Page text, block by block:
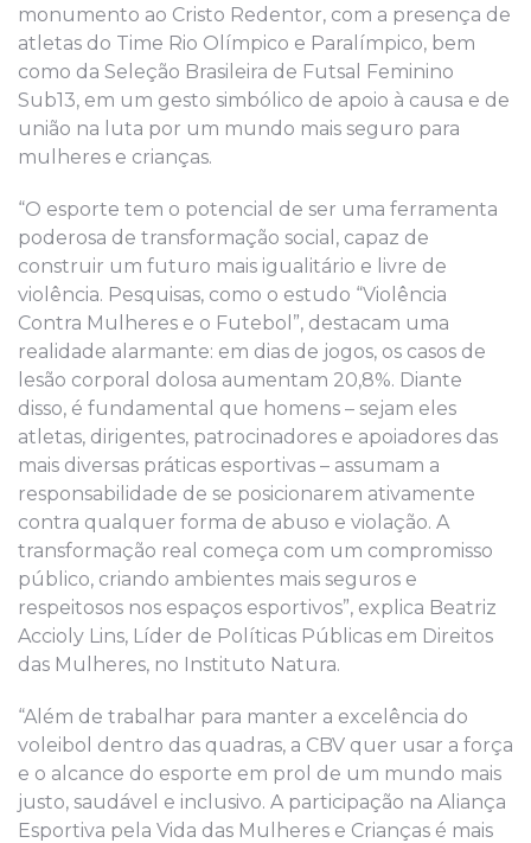
monumento ao Cristo Redentor, com a presença de
atletas do Time Rio Olímpico e Paralímpico, bem
como da Seleção Brasileira de Futsal Feminino
Sub13, em um gesto simbólico de apoio à causa e de
união na luta por um mundo mais seguro para
mulheres e crianças.
“O esporte tem o potencial de ser uma ferramenta
poderosa de transformação social, capaz de
construir um futuro mais igualitário e livre de
violência. Pesquisas, como o estudo “Violência
Contra Mulheres e o Futebol”, destacam uma
realidade alarmante: em dias de jogos, os casos de
lesão corporal dolosa aumentam 20,8%. Diante
disso, é fundamental que homens – sejam eles
atletas, dirigentes, patrocinadores e apoiadores das
mais diversas práticas esportivas – assumam a
responsabilidade de se posicionarem ativamente
contra qualquer forma de abuso e violação. A
transformação real começa com um compromisso
público, criando ambientes mais seguros e
respeitosos nos espaços esportivos”, explica Beatriz
Accioly Lins, Líder de Políticas Públicas em Direitos
das Mulheres, no Instituto Natura.
“Além de trabalhar para manter a excelência do
voleibol dentro das quadras, a CBV quer usar a força
e o alcance do esporte em prol de um mundo mais
justo, saudável e inclusivo. A participação na Aliança
Esportiva pela Vida das Mulheres e Crianças é mais